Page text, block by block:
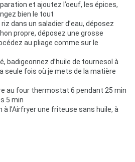
et ajoutez l’oeuf, les épices,
bien le tout
dans un saladier d’eau, déposez
propre, déposez une grosse
au pliage comme sur le
badigeonnez d’huile de tournesol à
la seule fois où je mets de la matière
au four thermostat 6 pendant 25 min
5 min
à l’Airfryer une friteuse sans huile, à